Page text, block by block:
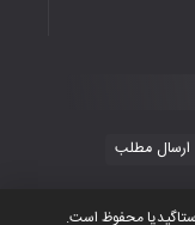
ارسال مطلب